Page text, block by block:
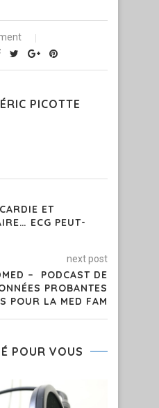
PICOTTE
ET
ECG PEUT-
next post
– PODCAST DE
PROBANTES
POUR LA MED FAM
POUR VOUS